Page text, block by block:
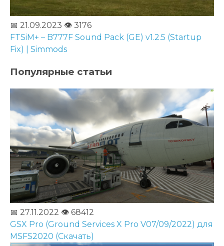
📅 21.09.2023 👁️ 3176
FTSiM+ – B777F Sound Pack (GE) v1.2.5 (Startup
Fix) | Simmods
Популярные статьи
📅 27.11.2022 👁️ 68412
GSX Pro (Ground Services X Pro V07/09/2022) для
MSFS2020 (Скачать)